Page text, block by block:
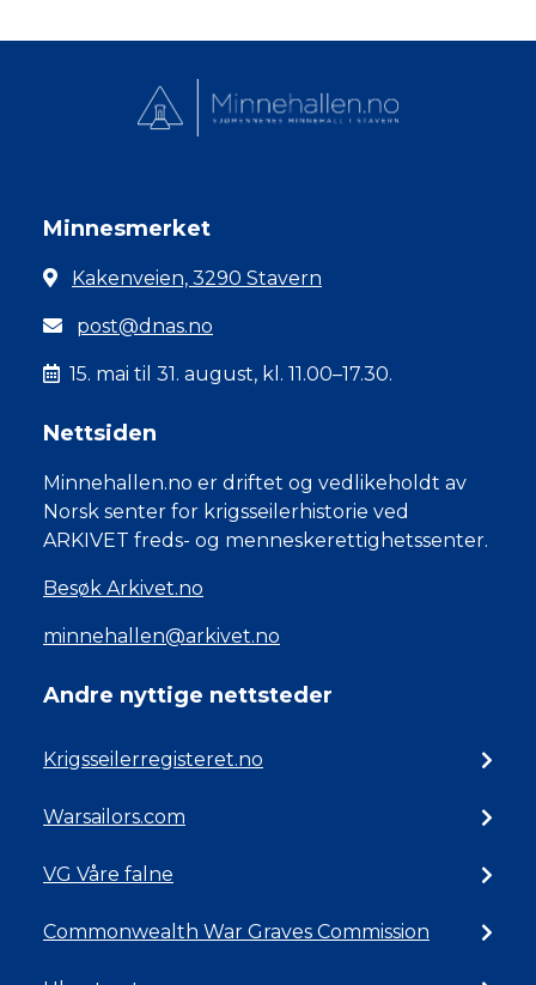
Minnesmerket
Kakenveien, 3290 Stavern
post@dnas.no
15. mai til 31. august, kl. 11.00–17.30.
Nettsiden
Minnehallen.no er driftet og vedlikeholdt av
Norsk senter for krigsseilerhistorie ved
ARKIVET freds- og menneskerettighetssenter.
Besøk Arkivet.no
minnehallen@arkivet.no
Andre nyttige nettsteder
Krigsseilerregisteret.no
Warsailors.com
VG Våre falne
Commonwealth War Graves Commission